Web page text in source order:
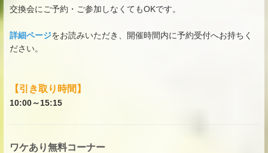
交換会にご予約・ご参加しなくてもOKです。
詳細ページをお読みいただき、開催時間内に予約受付へお持ちく
ださい。
【引き取り時間】
10:00～15:15
ワケあり無料コーナー